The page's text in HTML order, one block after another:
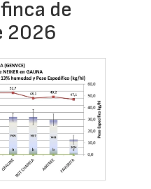
de
2026